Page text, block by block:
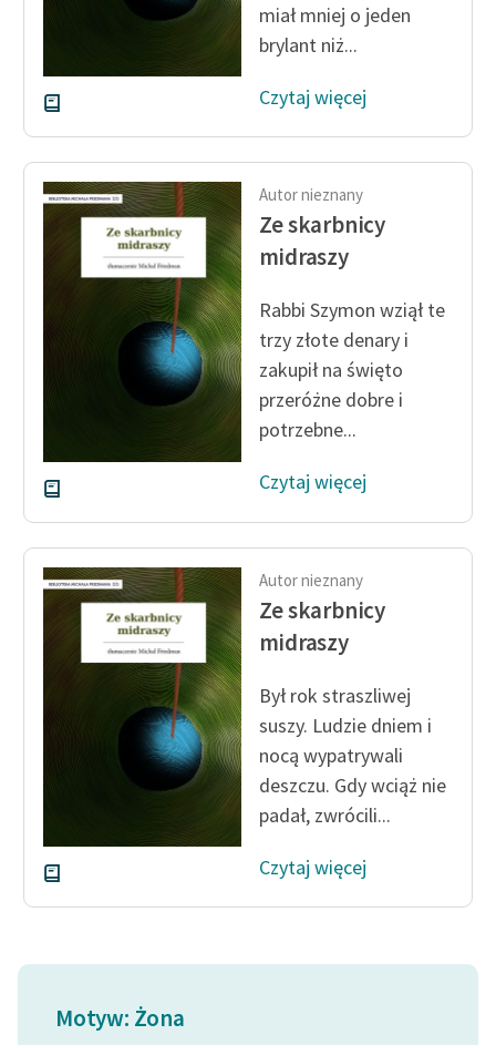
miał mniej o jeden
brylant niż...
Czytaj więcej
Autor nieznany
Ze skarbnicy
midraszy
Rabbi Szymon wziął te
trzy złote denary i
zakupił na święto
przeróżne dobre i
potrzebne...
Czytaj więcej
Autor nieznany
Ze skarbnicy
midraszy
Był rok straszliwej
suszy. Ludzie dniem i
nocą wypatrywali
deszczu. Gdy wciąż nie
padał, zwrócili...
Czytaj więcej
Motyw: Żona